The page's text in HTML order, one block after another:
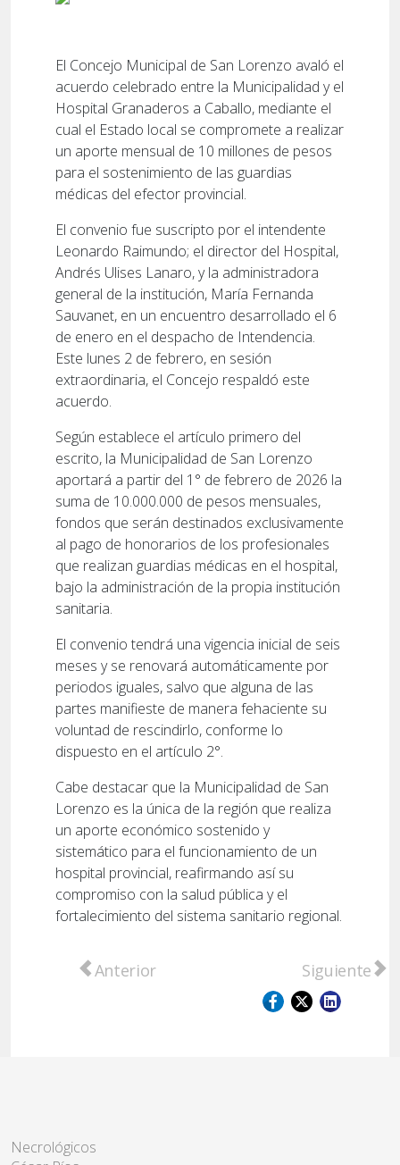
El Concejo Municipal de San Lorenzo avaló el
acuerdo celebrado entre la Municipalidad y el
Hospital Granaderos a Caballo, mediante el
cual el Estado local se compromete a realizar
un aporte mensual de 10 millones de pesos
para el sostenimiento de las guardias
médicas del efector provincial.
El convenio fue suscripto por el intendente
Leonardo Raimundo; el director del Hospital,
Andrés Ulises Lanaro, y la administradora
general de la institución, María Fernanda
Sauvanet, en un encuentro desarrollado el 6
de enero en el despacho de Intendencia.
Este lunes 2 de febrero, en sesión
extraordinaria, el Concejo respaldó este
acuerdo.
Según establece el artículo primero del
escrito, la Municipalidad de San Lorenzo
aportará a partir del 1° de febrero de 2026 la
suma de 10.000.000 de pesos mensuales,
fondos que serán destinados exclusivamente
al pago de honorarios de los profesionales
que realizan guardias médicas en el hospital,
bajo la administración de la propia institución
sanitaria.
El convenio tendrá una vigencia inicial de seis
meses y se renovará automáticamente por
periodos iguales, salvo que alguna de las
partes manifieste de manera fehaciente su
voluntad de rescindirlo, conforme lo
dispuesto en el artículo 2°.
Cabe destacar que la Municipalidad de San
Lorenzo es la única de la región que realiza
un aporte económico sostenido y
sistemático para el funcionamiento de un
hospital provincial, reafirmando así su
compromiso con la salud pública y el
fortalecimiento del sistema sanitario regional.
Artículo anterior: Viento sur trajo alivio
Anterior Artículo
Siguiente
Necrológicos